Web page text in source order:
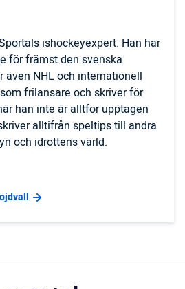
ishockeyexpert. Han har
för främst den svenska
även NHL och internationell
frilansare och skriver för
han inte är alltför upptagen
alltifrån speltips till andra
och idrottens värld.